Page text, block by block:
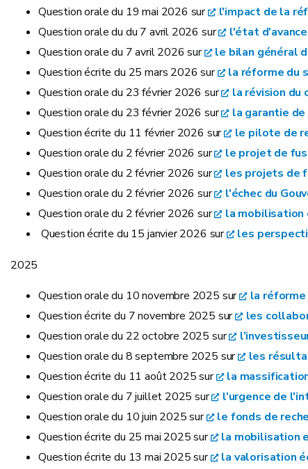
Question orale du 19 mai 2026 sur
l'impact de la
Question orale du du 7 avril 2026 sur
l'état
Question orale du 7 avril 2026 sur
le bilan général
Question écrite du 25 mars 2026 sur
la réforme du
Question orale du 23 février 2026 sur
la révision du
Question orale du 23 février 2026 sur
la garantie
Question écrite du 11 février 2026 sur
le pilote de
Question orale du 2 février 2026 sur
le projet de
Question orale du 2 février 2026 sur
les projets de
Question orale du 2 février 2026 sur
l'échec du
Question orale du 2 février 2026 sur
la mobilisation
Question écrite du 15 janvier 2026 sur
les
2025
Question orale du 10 novembre 2025 sur
la
Question écrite du 7 novembre 2025 sur
les
Question orale du 22 octobre 2025 sur
Question orale du 8 septembre 2025 sur
les
Question écrite du 11 août 2025 sur
la
Question orale du 7 juillet 2025 sur
l'urgence de
Question orale du 10 juin 2025 sur
le fonds de
Question écrite du 25 mai 2025 sur
la mobilisation
Question écrite du 13 mai 2025 sur
la valorisation